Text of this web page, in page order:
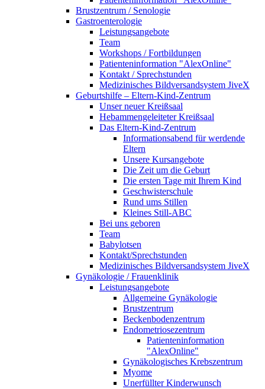
Brustzentrum / Senologie
Gastroenterologie
Leistungsangebote
Team
Workshops / Fortbildungen
Patienteninformation "AlexOnline"
Kontakt / Sprechstunden
Medizinisches Bildversandsystem JiveX
Geburtshilfe – Eltern-Kind-Zentrum
Unser neuer Kreißsaal
Hebammengeleiteter Kreißsaal
Das Eltern-Kind-Zentrum
Informationsabend für werdende
Eltern
Unsere Kursangebote
Die Zeit um die Geburt
Die ersten Tage mit Ihrem Kind
Geschwisterschule
Rund ums Stillen
Kleines Still-ABC
Bei uns geboren
Team
Babylotsen
Kontakt/Sprechstunden
Medizinisches Bildversandsystem JiveX
Gynäkologie / Frauenklinik
Leistungsangebote
Allgemeine Gynäkologie
Brustzentrum
Beckenbodenzentrum
Endometriosezentrum
Patienteninformation
"AlexOnline"
Gynäkologisches Krebszentrum
Myome
Unerfüllter Kinderwunsch